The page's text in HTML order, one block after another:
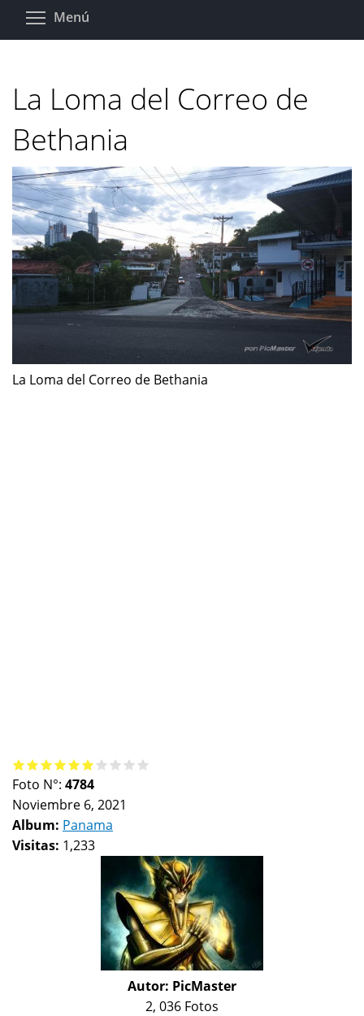
Pasar
Menú
La Loma del Correo de
Bethania
La Loma del Correo de Bethania
Foto N°: 4784
Noviembre 6, 2021
Album: Panama
Visitas: 1,233
Autor: PicMaster
2, 036 Fotos